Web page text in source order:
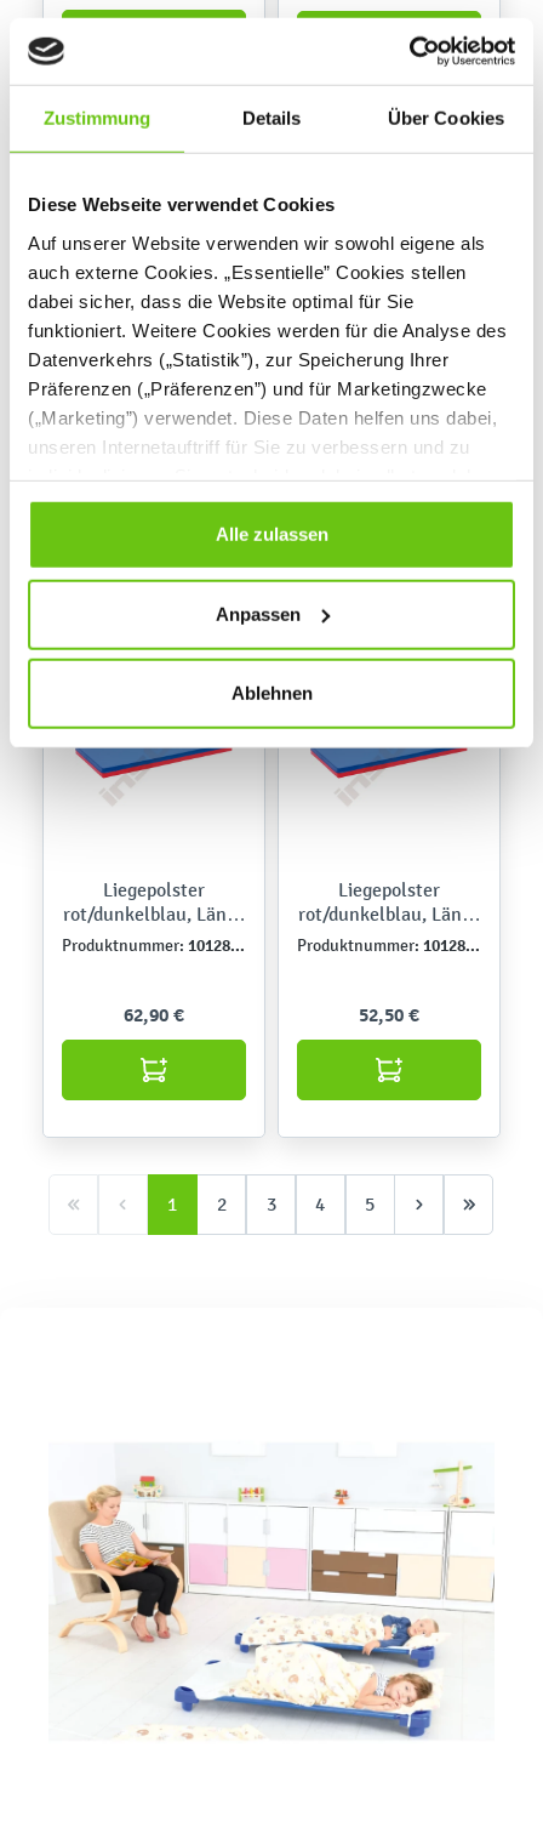
Zustimmung Details Über Cookies
Diese Webseite verwendet Cookies
Auf unserer Website verwenden wir sowohl eigene als
auch externe Cookies. „Essentielle” Cookies stellen
dabei sicher, dass die Website optimal für Sie
funktioniert. Weitere Cookies werden für die Analyse des
Datenverkehrs („Statistik”), zur Speicherung Ihrer
Präferenzen („Präferenzen”) und für Marketingzwecke
(„Marketing”) verwendet. Diese Daten helfen uns dabei,
unseren Internetauftriff für Sie zu verbessern und zu
Cookies Sie erlauben. Verweigern Sie Ihre Zustimmung,
wählen Sie „Alle ablehnen” – in diesem Fall werden nur
Daten verarbeitet, die für den Besuch unserer Website
jederzeit ändern, indem Sie auf die Schaltfläche unten
links klicken. Weitere Informationen zur Datennutzung
Alle zulassen
Anpassen
Ablehnen
Liegepolster
rot/dunkelblau, Länge
160 cm
Produktnummer: 101288PU
79,90 €
Liegepolster
rot/dunkelblau, Länge
150 cm
Produktnummer: 101287PU
68,90 €
Liegepolster
rot/dunkelblau, Länge
140 cm
Produktnummer: 101286PU
62,90 €
Liegepolster
rot/dunkelblau, Länge
130 cm
Produktnummer: 101285PU
52,50 €
1 2 3 4 5